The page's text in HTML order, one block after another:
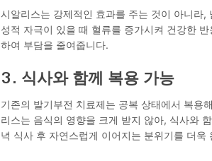
시알리스는 강제적인 효과를 주는 것이 아니라
성적 자극이 있을 때 혈류를 증가시켜 건강한
하여 부담을 줄여줍니다.
3. 식사와 함께 복용 가능
기존의 발기부전 치료제는 공복 상태에서 복용
리스는 음식의 영향을 크게 받지 않아, 식사와
녁 식사 후 자연스럽게 이어지는 분위기를 더욱